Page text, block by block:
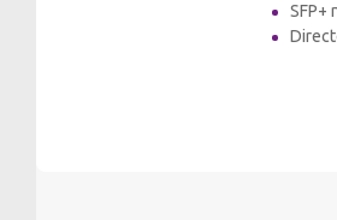
SFP+